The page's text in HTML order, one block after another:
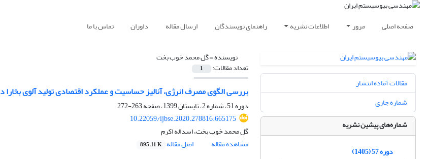
صفحه اصلی مرور اطلاعات نشریه راهنمای نویسندگان ارسال مقاله داوران تماس با ما
نویسنده =گل محمد خوب بخت
تعداد مقالات: 1
بررسی الگوی مصرف انرژی، آنالیز حساسیت و عملکرد اقتصادی تولید آلوی
دوره 51، شماره 2، تابستان 1399، صفحه
263-272
10.22059/ijbse.2020.278816.665175
گل محمد خوب بخت، اسداله اکرم
مشاهده مقاله
اصل مقاله 895.11 K
مقالات آماده انتشار
شماره جاری
شماره‌های پیشین نشریه
دوره 57 (1405)